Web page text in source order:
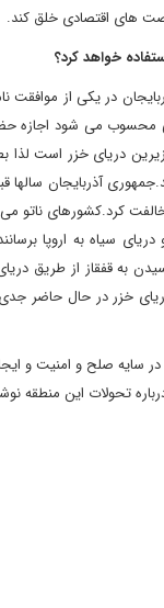
های اقتصادی خلق کند.
خواهد کرد؟
در یکی از موافقت
می شود اجازه
دریای خزر است لذا
آذربایجان سالها
کرد.کشورهای ناتو
سیاه به اروپا
به قفقاز از طریق
خزر در حال حاضر
سایه صلح و امنیت و
تحولات این